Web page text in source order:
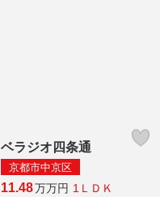
ベラジオ四条通
京都市中京区
11.48万万円 1ＬＤＫ